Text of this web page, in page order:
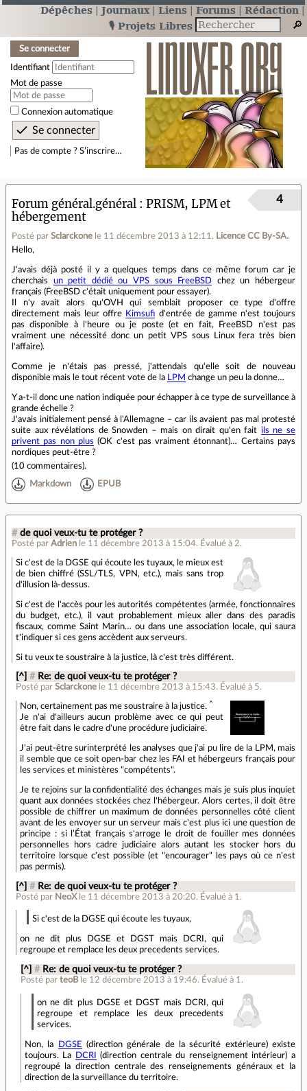
Dépêches Journaux Liens Forums
Rédaction
🎙️ Projets Libres
Se connecter
Identifiant
Mot de passe
Connexion automatique
Pas de compte ? S’inscrire…
Forum général.général
PRISM, LPM et
hébergement
Posté par Sclarckone le 11 décembre 2013 à 12:11 . Licence CC By‑SA.
4
Hello,
J'avais déjà posté il y a quelques temps dans ce même forum car je
cherchais un petit dédié ou VPS sous FreeBSD chez un hébergeur
français (FreeBSD c'était uniquement pour essayer).
Il n'y avait alors qu'OVH qui semblait proposer ce type d'offre
directement mais leur offre Kimsufi d'entrée de gamme n'est toujours
pas disponible à l'heure ou je poste (et en fait, FreeBSD n'est pas
vraiment une nécessité donc un petit VPS sous Linux fera très bien
l'affaire).
Comme je n'étais pas pressé, j'attendais qu'elle soit de nouveau
disponible mais le tout récent vote de la
LPM change un peu la donne…
Y a-t-il donc une nation indiquée pour échapper à ce type de surveillance à
grande échelle ?
J'avais initialement pensé à l'Allemagne – car ils avaient pas mal protesté
suite aux révélations de Snowden – mais on dirait qu'en fait ils ne se
privent pas non plus (OK c'est pas vraiment étonnant)… Certains pays
nordiques peut-être ?
(10 commentaires).
Markdown EPUB
# de quoi veux-tu te protéger ?
Posté par Adrien le 11 décembre 2013 à 15:04. Évalué à 2.
Si c'est de la DGSE qui écoute les tuyaux, le mieux est
de bien chiffré (SSL/TLS, VPN, etc.), mais sans trop
d'illusion là-dessus.
Si c'est de l'accès pour les autorités compétentes (armée, fonctionnaires
du budget, etc.), il vaut probablement mieux aller dans des paradis
fiscaux, comme Saint Marin… ou dans une association locale, qui saura
t'indiquer si ces gens accèdent aux serveurs.
Si tu veux te soustraire à la justice, là c'est très différent.
[^] # Re: de quoi veux-tu te protéger ?
Posté parSclarckone le 11 décembre 2013 à 15:43. Évalué à 5.
Non, certainement pas me soustraire à la justice. ^
Je n'ai d'ailleurs aucun problème avec ce qui peut
être fait dans le cadre d'une procédure judiciaire.
J'ai peut-être surinterprété les analyses que j'ai pu lire de la LPM, mais
il semble que ce soit open-bar chez les FAI et hébergeurs français pour
les services et ministères "compétents".
Je te rejoins sur la confidentialité des échanges mais je suis plus inquiet
quant aux données stockées chez l'hébergeur. Alors certes, il doit être
possible de chiffrer un maximum de données personnelles côté client
avant de les envoyer sur un serveur mais c'est plus ici une question de
principe : si l’État français s'arroge le droit de fouiller mes données
personnelles hors cadre judiciaire alors autant les stocker hors du
territoire lorsque c'est possible (et "encourager" les pays où ce n'est
pas permis).
[^] # Re: de quoi veux-tu te protéger ?
Posté par NeoX le 11 décembre 2013 à 20:20. Évalué à 1 .
Si c'est de la DGSE qui écoute les tuyaux,
on ne dit plus DGSE et DGST mais DCRI, qui
regroupe et remplace les deux precedents services.
[^] # Re: de quoi veux-tu te protéger ?
Posté par teoB le 12 décembre 2013 à 19:46. Évalué à 1 .
on ne dit plus DGSE et DGST mais DCRI, qui
regroupe et remplace les deux precedents
services.
Non, la DGSE (direction générale de la sécurité extérieure) existe
toujours. La
DCRI
(direction centrale du renseignement intérieur) a
regroupé la direction centrale des renseignements généraux et la
direction de la surveillance du territoire.